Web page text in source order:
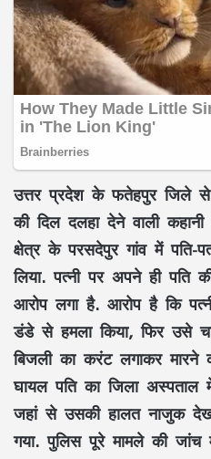
उत्तर प्रदेश के फतेहपुर जिले से
की दिल दलहा देने वाली
क्षेत्र के परसदेपुर गांव में
लिया. पत्नी पर अपने ही पति
आरोप लगा है. आरोप है कि
डंडे से हमला किया, फिर उसे
बिजली का करंट लगाकर
घायल पति का जिला अस्पताल
जहां से उसकी हालत नाजुक
गया. पुलिस पूरे मामले की